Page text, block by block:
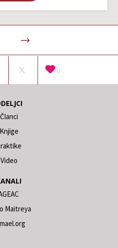
0
Članci
Knjige
Video
Maitreya